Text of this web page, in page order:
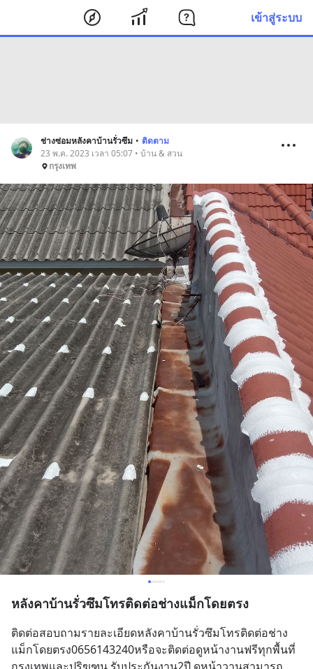
เข้าสู่ระบบ
ช่างซ่อมหลังคาบ้านรั่วซึม • ติดตาม
23 พ.ค. 2023 เวลา 05:07 • บ้าน & สวน
กรุงเทพ
หลังคาบ้านรั่วซึมโทรติดต่อช่างแม็กโดยตรง
ติดต่อสอบถามรายละเอียดหลังคาบ้านรั่วซึมโทรติดต่อช่าง
แม็กโดยตรง0656143240หรือจะติดต่อดูหน้างานฟรีทุกพื้นที่